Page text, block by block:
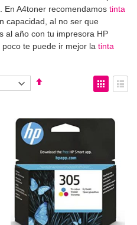
En A4toner recomendamos tinta
capacidad, al no ser que
al año con tu impresora HP
te puede ir mejor la tinta
Fijar
Ver
como